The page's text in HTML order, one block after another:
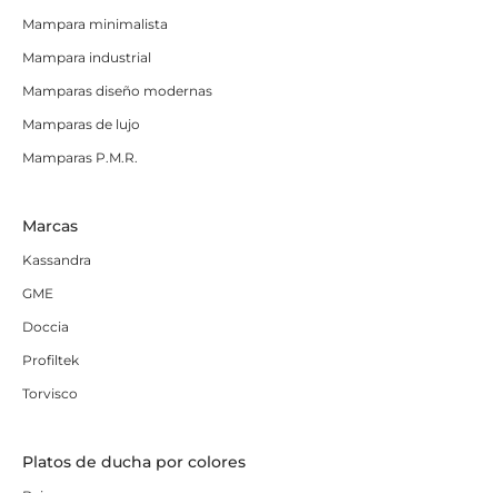
Mampara minimalista
Mampara industrial
Mamparas diseño modernas
Mamparas de lujo
Mamparas P.M.R.
Marcas
Kassandra
GME
Doccia
Profiltek
Torvisco
Platos de ducha por colores